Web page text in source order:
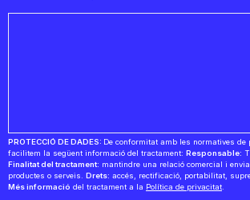
PROTECCIÓ DE DADES: De conformitat amb les normatives de
facilitem la següent informació del tractament: Responsable:
Finalitat del tractament: mantindre una relació comercial i
productes o serveis. Drets: accés, rectificació, portabilitat,
Més informació del tractament a la Política de privacitat